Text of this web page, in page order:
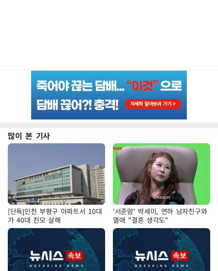
많이 본 기사
[단독]인천 부평구 아파트서 10대
가 40대 친모 살해
'서준맘' 박세미, 연하 남자친구와
열애 "결혼 생각도"